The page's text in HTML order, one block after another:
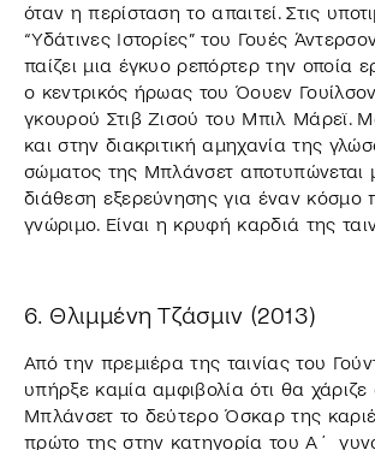
όταν η περίσταση το απαιτεί. Στις
“Υδάτινες Ιστορίες” του Γουές
παίζει μια έγκυο ρεπόρτερ την οποία
ο κεντρικός ήρωας του Όουεν
γκουρού Στιβ Ζισού του Μπιλ Μάρεϊ.
και στην διακριτική αμηχανία της
σώματος της Μπλάνσετ αποτυπώνεται
διάθεση εξερεύνησης για έναν κόσμο
γνώριμο. Είναι η κρυφή καρδιά της
6. Θλιμμένη Τζάσμιν (2013)
Από την πρεμιέρα της ταινίας του
υπήρξε καμία αμφιβολία ότι θα χάριζε
Μπλάνσετ το δεύτερο Όσκαρ της
πρώτο της στην κατηγορία του Α΄